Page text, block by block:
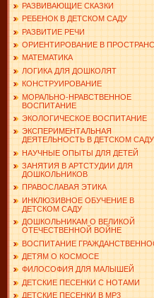
РАЗВИВАЮЩИЕ СКАЗКИ
РЕБЕНОК В ДЕТСКОМ САДУ
РАЗВИТИЕ РЕЧИ
ОРИЕНТИРОВАНИЕ В
МАТЕМАТИКА
ЛОГИКА ДЛЯ ДОШКОЛЯТ
КОНСТРУИРОВАНИЕ
МОРАЛЬНО-НРАВСТВЕННОЕ
ВОСПИТАНИЕ
ЭКОЛОГИЧЕСКОЕ ВОСПИТАНИЕ
ЭКСПЕРИМЕНТАЛЬНАЯ
ДЕЯТЕЛЬНОСТЬ В ДЕТСКОМ САДУ
НАУЧНЫЕ ОПЫТЫ ДЛЯ ДЕТЕЙ
ЗАНЯТИЯ В АРТСТУДИИ ДЛЯ
ДОШКОЛЬНИКОВ
ПРАВОСЛАВАЯ ЭТИКА
ИНКЛЮЗИВНОЕ ОБУЧЕНИЕ В
ДЕТСКОМ САДУ
ДОШКОЛЬНИКАМ О ВЕЛИКОЙ
ОТЕЧЕСТВЕННОЙ ВОЙНЕ
ВОСПИТАНИЕ
ДЕТЯМ О КОСМОСЕ
ФИЛОСОФИЯ ДЛЯ МАЛЫШЕЙ
ДЕТСКИЕ ПЕСЕНКИ С НОТАМИ
ДЕТСКИЕ ПЕСЕНКИ В MP3